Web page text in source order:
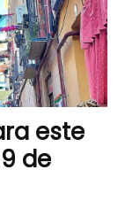
este
de